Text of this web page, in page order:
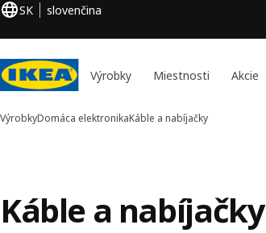
SK slovenčina
Výrobky Miestnosti Akcie
VýrobkyDomáca elektronikaKáble a nabíjačky
Káble a nabíjačky